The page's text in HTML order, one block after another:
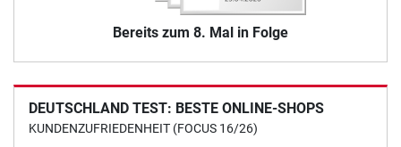
Bereits zum 8. Mal in Folge
DEUTSCHLAND TEST: BESTE ONLINE-SHOPS
KUNDENZUFRIEDENHEIT (FOCUS 16/26)